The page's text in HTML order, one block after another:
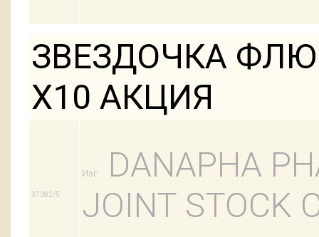
ЗВЕЗДОЧКА
Х10 АКЦИЯ
37382/5
Изг:
DANAPHA
JOINT STOCK